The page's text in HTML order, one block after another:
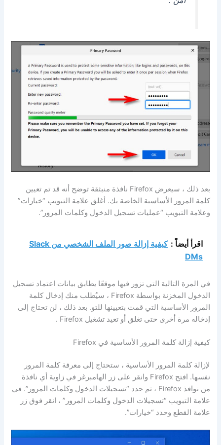
بعد ذلك ، سيعرض Firefox نافذة منبثقة توضح أنه قد تم تعيين
كلمة المرور الأساسية الخاصة بك. أغلق علامة التبويب “خيارات”
وعلامة التبويب “عمليات تسجيل الدخول وكلمات المرور”.
اقرأ أيضاً :
كيفية إزالة صور الملف الشخصي من Slack
DMs
في المرة التالية التي تزور فيها موقعًا يطابق بيانات اعتماد تسجيل
الدخول المخزنة بواسطة Firefox ، سيُطلب منك إدخال كلمة
المرور الأساسية التي قمت بتعيينها للتو. بعد ذلك ، لن تحتاج إلى
إدخاله مرة أخرى حتى تغلق أو تعيد تشغيل Firefox .
كيفية إزالة كلمة المرور الأساسية في Firefox
لإزالة كلمة المرور الأساسية ، ستحتاج إلى معرفة كلمة المرور
نفسها. افتح Firefox وانقر على زر الهامبرغر في زاوية أي نافذة
من نوافذ Firefox ، ثم حدد “تسجيلات الدخول وكلمات المرور”. في
علامة التبويب “تسجيلات الدخول وكلمات المرور” ، انقر فوق زر
علامة القطع وحدد “خيارات”.